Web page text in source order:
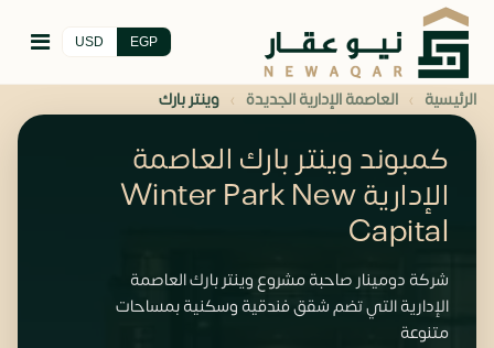
EGP
USD
الرئيسية › العاصمة الإدارية الجديدة › وينتر بارك
كمبوند وينتر بارك العاصمة
الإدارية Winter Park New
Capital
شركة دومينار صاحبة مشروع وينتر بارك العاصمة
الإدارية التي تضم شقق فندقية وسكنية بمساحات
متنوعة